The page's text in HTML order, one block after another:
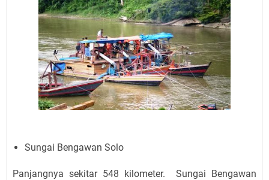
Sungai Bengawan Solo
Panjangnya sekitar 548 kilometer. Sungai Bengawan